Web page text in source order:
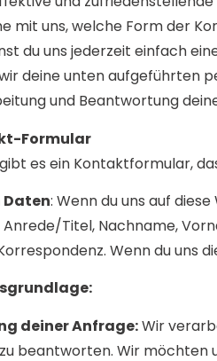
mit uns, welche Form der
du uns jederzeit einfach
deine unten aufgeführten
und Beantwortung
Formular
es ein Kontaktformular,
: Wenn du uns auf
Titel, Nachname,
Wenn du uns
deiner Anfrage:Wir
beantworten. Wir möchten